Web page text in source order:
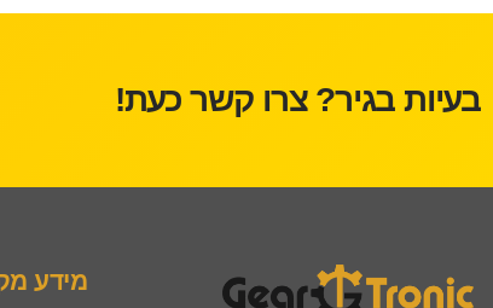
בעיות בגיר? צרו קשר כעת!
מידע